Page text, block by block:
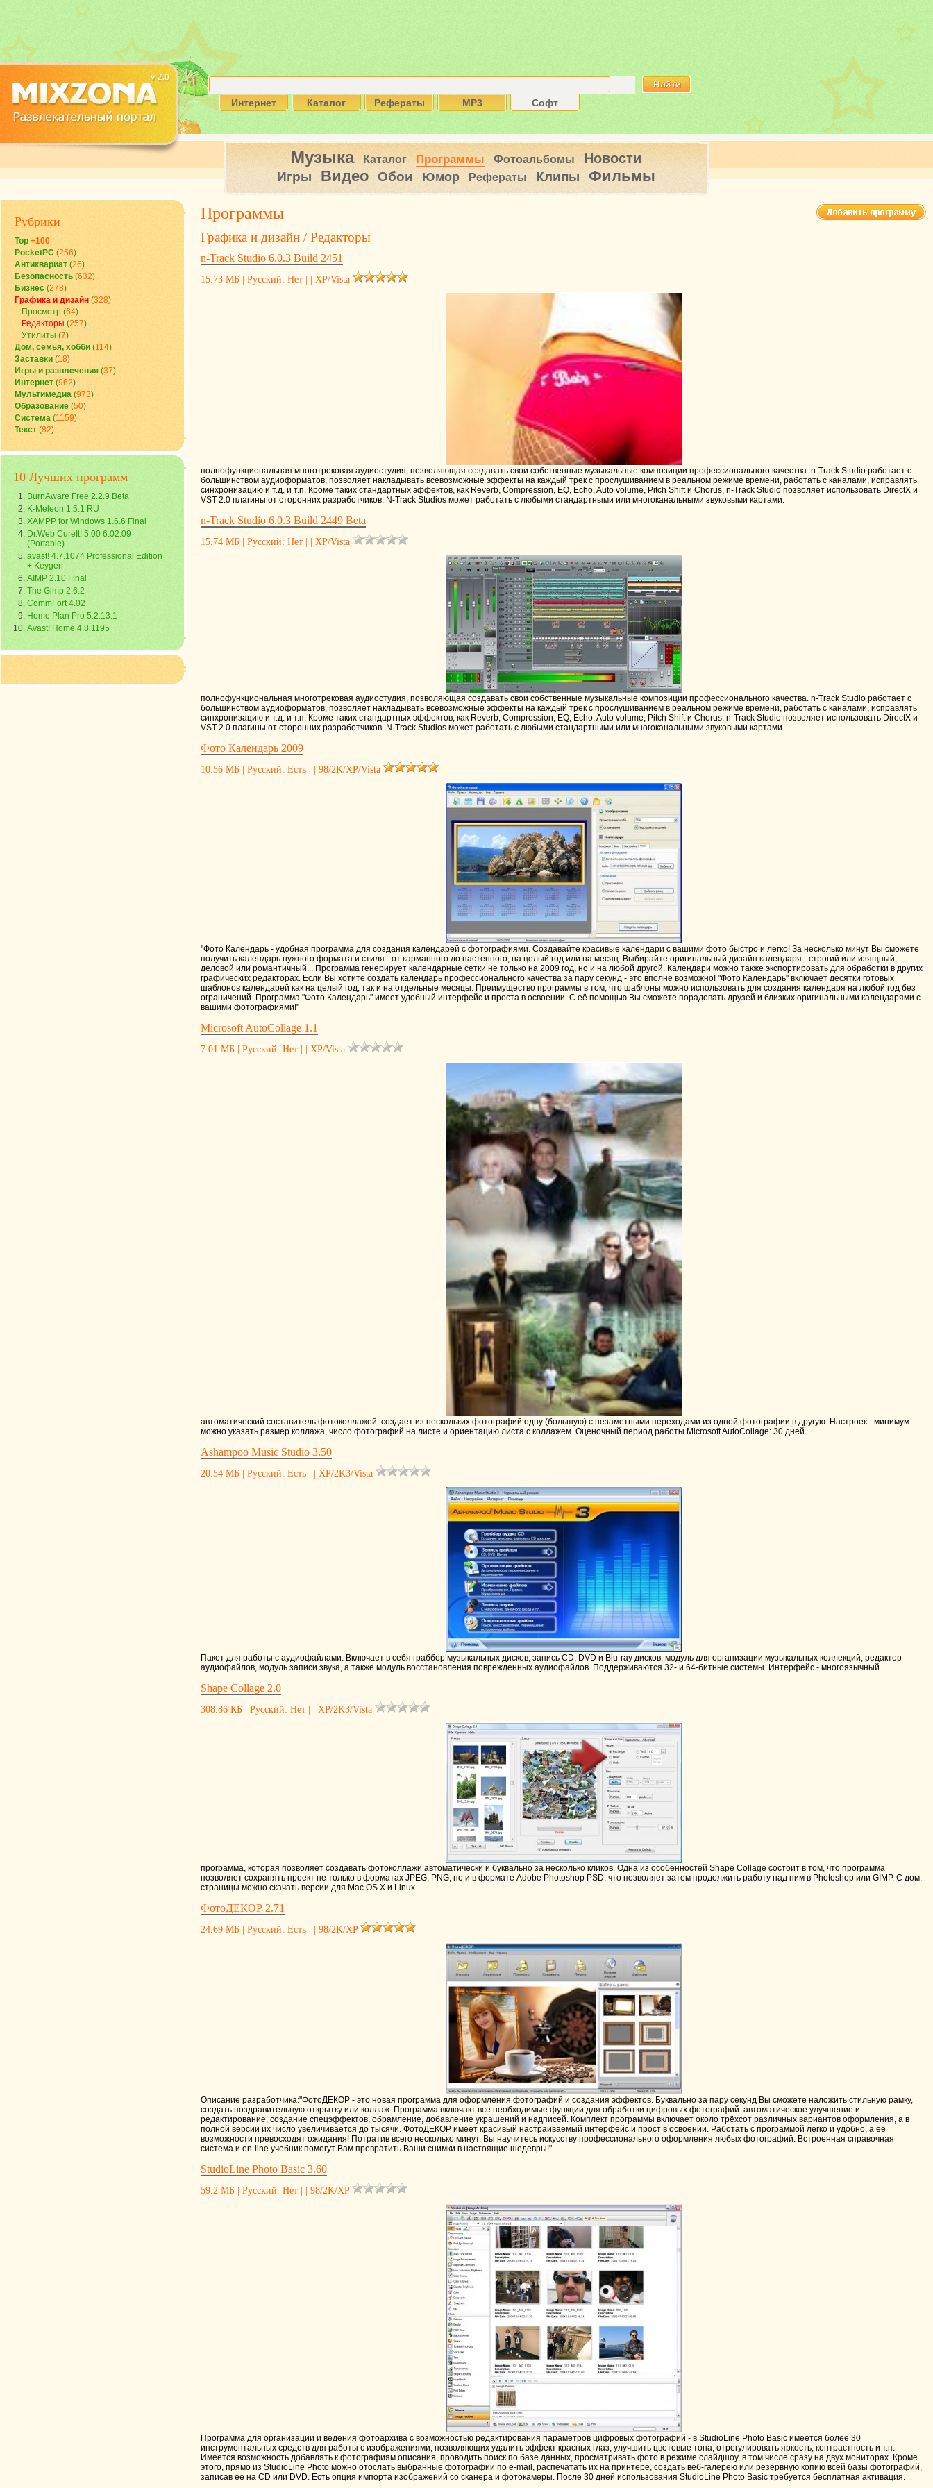
Интернет Каталог Рефераты MP3 Софт
Музыка Каталог Программы Фотоальбомы Новости
Игры Видео Обои Юмор Рефераты Клипы Фильмы
Рубрики
Top +100
PocketPC (256)
Антиквариат (26)
Безопасность (632)
Бизнес (278)
Графика и дизайн (328)
Просмотр (64)
Редакторы (257)
Утилиты (7)
Дом, семья, хобби (114)
Заставки (18)
Игры и развлечения (37)
Интернет (962)
Мультимедиа (973)
Образование (50)
Система (1159)
Текст (82)
10 Лучших программ
BurnAware Free 2.2.9 Beta
K-Meleon 1.5.1 RU
XAMPP for Windows 1.6.6 Final
Dr.Web CureIt! 5.00 6.02.09
(Portable)
avast! 4.7.1074 Professional Edition
+ Keygen
AIMP 2.10 Final
The Gimp 2.6.2
CommFort 4.02
Home Plan Pro 5.2.13.1
Avast! Home 4.8.1195
Программы
Графика и дизайн / Редакторы
n-Track Studio 6.0.3 Build 2451
15.73 МБ | Русский: Нет | | XP/Vista
полнофункциональная многотрековая аудиостудия, позволяющая создавать свои собственные музыкальные композиции профессионального качества. n-Track Studio работает с
большинством аудиоформатов, позволяет накладывать всевозможные эффекты на каждый трек с прослушиванием в реальном режиме времени, работать с каналами, исправлять
синхронизацию и т.д. и т.п. Кроме таких стандартных эффектов, как Reverb, Compression, EQ, Echo, Auto volume, Pitch Shift и Chorus, n-Track Studio позволяет использовать DirectX и
VST 2.0 плагины от сторонних разработчиков. N-Track Studios может работать с любыми стандартными или многоканальными звуковыми картами.
n-Track Studio 6.0.3 Build 2449 Beta
15.74 МБ | Русский: Нет | | XP/Vista
полнофункциональная многотрековая аудиостудия, позволяющая создавать свои собственные музыкальные композиции профессионального качества. n-Track Studio работает с
большинством аудиоформатов, позволяет накладывать всевозможные эффекты на каждый трек с прослушиванием в реальном режиме времени, работать с каналами, исправлять
синхронизацию и т.д. и т.п. Кроме таких стандартных эффектов, как Reverb, Compression, EQ, Echo, Auto volume, Pitch Shift и Chorus, n-Track Studio позволяет использовать DirectX и
VST 2.0 плагины от сторонних разработчиков. N-Track Studios может работать с любыми стандартными или многоканальными звуковыми картами.
Фото Календарь 2009
10.56 МБ | Русский: Есть | | 98/2K/XP/Vista
"Фото Календарь - удобная программа для создания календарей с фотографиями. Создавайте красивые календари с вашими фото быстро и легко! За несколько минут Вы сможете
получить календарь нужного формата и стиля - от карманного до настенного, на целый год или на месяц. Выбирайте оригинальный дизайн календаря - строгий или изящный,
деловой или романтичный... Программа генерирует календарные сетки не только на 2009 год, но и на любой другой. Календари можно также экспортировать для обработки в других
графических редакторах. Если Вы хотите создать календарь профессионального качества за пару секунд - это вполне возможно! "Фото Календарь" включает десятки готовых
шаблонов календарей как на целый год, так и на отдельные месяцы. Преимущество программы в том, что шаблоны можно использовать для создания календаря на любой год без
ограничений. Программа "Фото Календарь" имеет удобный интерфейс и проста в освоении. С её помощью Вы сможете порадовать друзей и близких оригинальными календарями с
вашими фотографиями!"
Microsoft AutoCollage 1.1
7.01 МБ | Русский: Нет | | XP/Vista
автоматический составитель фотоколлажей: создает из нескольких фотографий одну (большую) с незаметными переходами из одной фотографии в другую. Настроек - минимум:
можно указать размер коллажа, число фотографий на листе и ориентацию листа с коллажем. Оценочный период работы Microsoft AutoCollage: 30 дней.
Ashampoo Music Studio 3.50
20.54 МБ | Русский: Есть | | XP/2K3/Vista
Пакет для работы с аудиофайлами. Включает в себя граббер музыкальных дисков, запись CD, DVD и Blu-ray дисков, модуль для организации музыкальных коллекций, редактор
аудиофайлов, модуль записи звука, а также модуль восстановления поврежденных аудиофайлов. Поддерживаются 32- и 64-битные системы. Интерфейс - многоязычный.
Shape Collage 2.0
308.86 КБ | Русский: Нет | | XP/2K3/Vista
программа, которая позволяет создавать фотоколлажи автоматически и буквально за несколько кликов. Одна из особенностей Shape Collage состоит в том, что программа
позволяет сохранять проект не только в форматах JPEG, PNG, но и в формате Adobe Photoshop PSD, что позволяет затем продолжить работу над ним в Photoshop или GIMP. С дом.
страницы можно скачать версии для Mac OS X и Linux.
ФотоДЕКОР 2.71
24.69 МБ | Русский: Есть | | 98/2K/XP
Описание разработчика:"ФотоДЕКОР - это новая программа для оформления фотографий и создания эффектов. Буквально за пару секунд Вы сможете наложить стильную рамку,
создать поздравительную открытку или коллаж. Программа включакт все необходимые функции для обработки цифровых фотографий: автоматическое улучшение и
редактирование, создание спецэффектов, обрамление, добавление украшений и надписей. Комплект программы включает около трёхсот различных вариантов оформления, а в
полной версии их число увеличивается до тысячи. ФотоДЕКОР имеет красивый настраиваемый интерфейс и прост в освоении. Работать с программой легко и удобно, а её
возможности превосходят ожидания! Потратив всего несколько минут, Вы научитесь искусству профессионального оформления любых фотографий. Встроенная справочная
система и on-line учебник помогут Вам превратить Ваши снимки в настоящие шедевры!"
StudioLine Photo Basic 3.60
59.2 МБ | Русский: Нет | | 98/2K/XP
Программа для организации и ведения фотоархива с возможностью редактирования параметров цифровых фотографий - в StudioLine Photo Basic имеется более 30
инструментальных средств для работы с изображениями, позволяющих удалить эффект красных глаз, улучшить цветовые тона, отрегулировать яркость, контрастность и т.п.
Имеется возможность добавлять к фотографиям описания, проводить поиск по базе данных, просматривать фото в режиме слайдшоу, в том числе сразу на двух мониторах. Кроме
этого, прямо из StudioLine Photo можно отослать выбранные фотографии по e-mail, распечатать их на принтере, создать веб-галерею или резервную копию всей базы фотографий,
записав ее на CD или DVD. Есть опция импорта изображений со сканера и фотокамеры. После 30 дней использования StudioLine Photo Basic требуется бесплатная активация.